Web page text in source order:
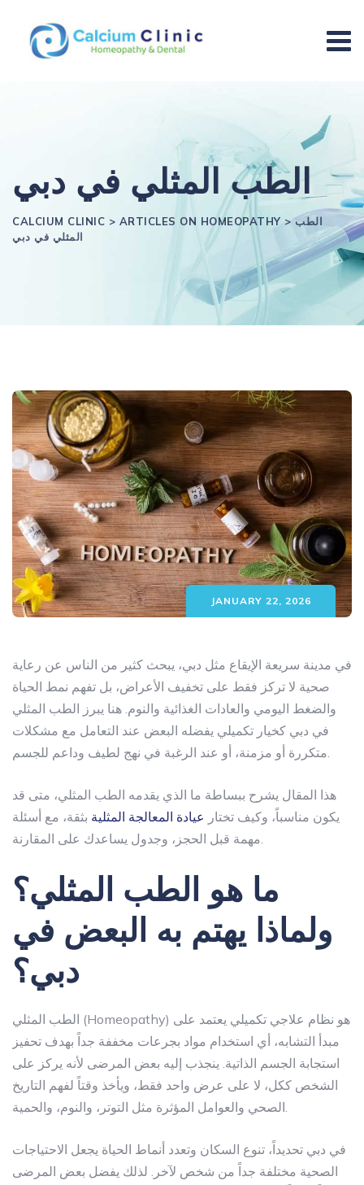
الطب المثلي في دبي
CALCIUM CLINIC > ARTICLES ON HOMEOPATHY >الطب
المثلي في دبي
JANUARY 22, 2026
في مدينة سريعة الإيقاع مثل دبي، يبحث كثير من الناس عن رعاية
صحية لا تركز فقط على تخفيف الأعراض، بل تفهم نمط الحياة
والضغط اليومي والعادات الغذائية والنوم. هنا يبرز الطب المثلي
في دبي كخيار تكميلي يفضله البعض عند التعامل مع مشكلات
هذا المقال يشرح ببساطة ما الذي يقدمه الطب المثلي، متى قد
يكون مناسباً، وكيف تختار عيادة المعالجة المثلية بثقة، مع أسئلة
ما هو الطب المثلي؟
ولماذا يهتم به البعض في
دبي؟
الطب المثلي (Homeopathy) هو نظام علاجي تكميلي يعتمد على
مبدأ التشابه، أي استخدام مواد بجرعات مخففة جداً بهدف تحفيز
استجابة الجسم الذاتية. ينجذب إليه بعض المرضى لأنه يركز على
الشخص ككل، لا على عرض واحد فقط، ويأخذ وقتاً لفهم التاريخ
في دبي تحديداً، تنوع السكان وتعدد أنماط الحياة يجعل الاحتياجات
الصحية مختلفة جداً من شخص لآخر. لذلك يفضل بعض المرضى